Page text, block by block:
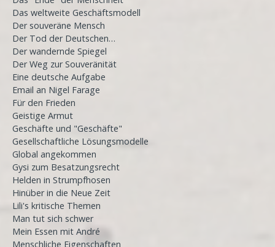
Das weltweite Geschäftsmodell
Der souveräne Mensch
Der Tod der Deutschen…
Der wandernde Spiegel
Der Weg zur Souveränität
Eine deutsche Aufgabe
Email an Nigel Farage
Für den Frieden
Geistige Armut
Geschäfte und "Geschäfte"
Gesellschaftliche Lösungsmodelle
Global angekommen
Gysi zum Besatzungsrecht
Helden in Strumpfhosen
Hinüber in die Neue Zeit
Lili's kritische Themen
Man tut sich schwer
Mein Essen mit André
Menschliche Eigenschaften